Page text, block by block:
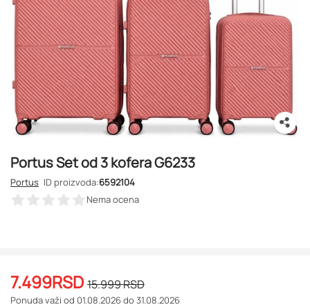
Portus Set od 3 kofera G6233
Portus ID proizvoda:6592104
Nema ocena
7.499RSD 15.999RSD
Ponuda važi od 01.08.2026 do 31.08.2026